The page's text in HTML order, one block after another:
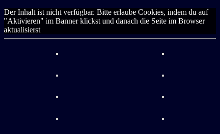
Der Inhalt ist nicht verfügbar. Bitte erlaube Cookies, indem du auf
"Aktivieren" im Banner klickst und danach die Seite im Browser
aktualisierst